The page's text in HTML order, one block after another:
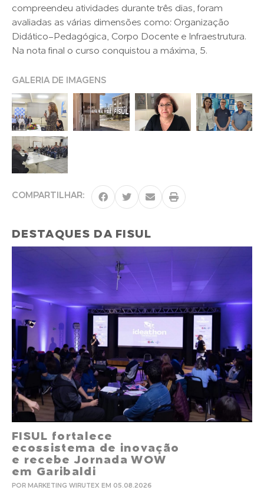
compreendeu atividades durante três dias, foram
avaliadas as várias dimensões como: Organização
Didático-Pedagógica, Corpo Docente e Infraestrutura.
Na nota final o curso conquistou a máxima, 5.
GALERIA DE IMAGENS
COMPARTILHAR:
DESTAQUES DA FISUL
FISUL fortalece
ecossistema de inovação
e recebe Jornada WOW
em Garibaldi
POR MARKETING WIRUTEX EM 05.08.2026